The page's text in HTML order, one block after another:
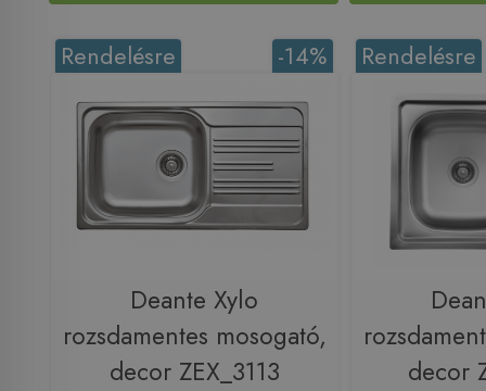
-14%
Rendelésre
Deante Xylo
rozsdamentes mosogató,
decor ZEX_3113
Rendelésre
decor